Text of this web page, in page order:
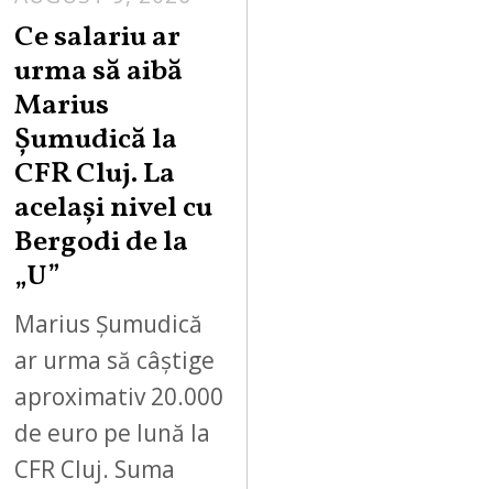
Ce salariu ar
urma să aibă
Marius
Șumudică la
CFR Cluj. La
același nivel cu
Bergodi de la
„U”
Marius Șumudică
ar urma să câștige
aproximativ 20.000
de euro pe lună la
CFR Cluj. Suma